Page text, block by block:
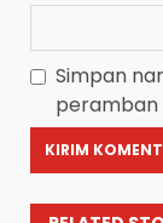
Simpan
peramban